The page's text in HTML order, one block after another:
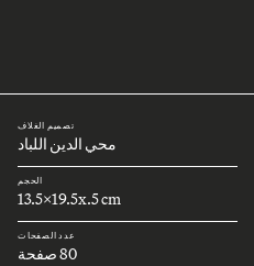
تصميم الغلاف
محي الدين اللباد
الحجم
13.5x19.5x.5 cm
عدد الصفحات
80 صفحة